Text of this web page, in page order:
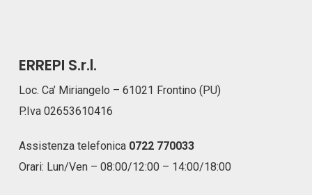
ERREPI S.r.l.
Loc. Ca’ Miriangelo – 61021 Frontino (PU)
P.Iva 02653610416
Assistenza telefonica 0722 770033
Orari: Lun/Ven – 08:00/12:00 – 14:00/18:00